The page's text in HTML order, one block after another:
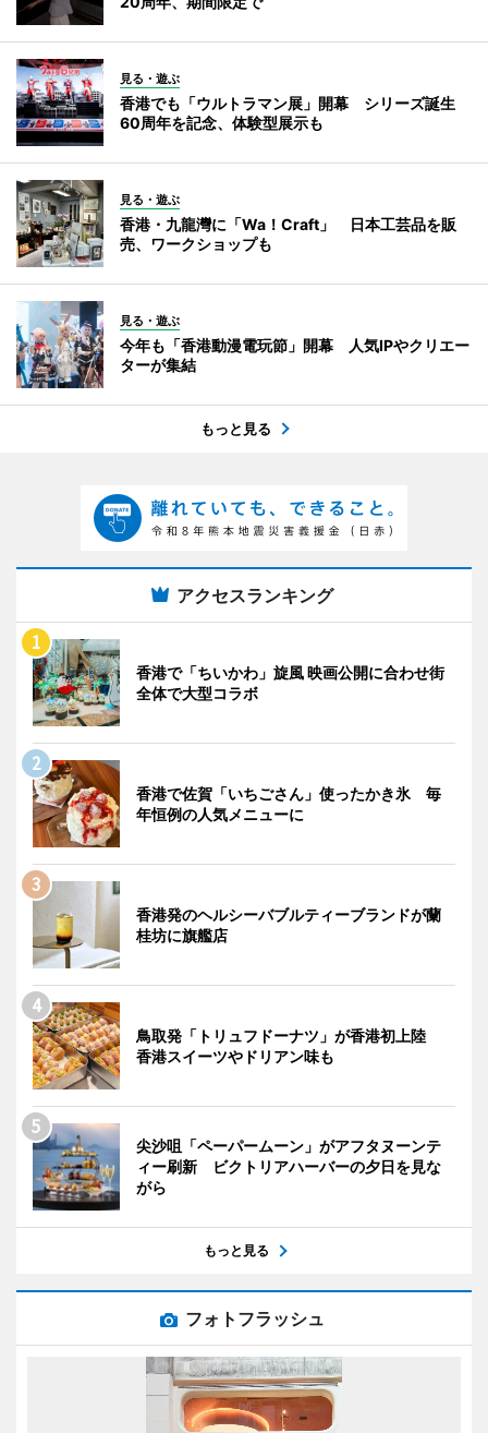
見る・遊ぶ
香港でも「ウルトラマン展」開幕 シリーズ誕生
60周年を記念、体験型展示も
見る・遊ぶ
香港・九龍灣に「Wa！Craft」 日本工芸品を販
売、ワークショップも
見る・遊ぶ
今年も「香港動漫電玩節」開幕 人気IPやクリエー
ターが集結
もっと見る
アクセスランキング
香港で「ちいかわ」旋風 映画公開に合わせ街
全体で大型コラボ
香港で佐賀「いちごさん」使ったかき氷 毎
年恒例の人気メニューに
香港発のヘルシーバブルティーブランドが蘭
桂坊に旗艦店
鳥取発「トリュフドーナツ」が香港初上陸
香港スイーツやドリアン味も
尖沙咀「ペーパームーン」がアフタヌーンテ
ィー刷新 ビクトリアハーバーの夕日を見な
がら
もっと見る
フォトフラッシュ